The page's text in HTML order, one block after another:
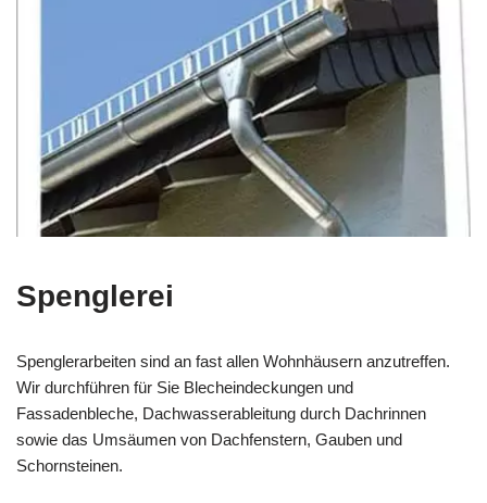
Spenglerei
Spenglerarbeiten sind an fast allen Wohnhäusern anzutreffen.
Wir durchführen für Sie Blecheindeckungen und
Fassadenbleche, Dachwasserableitung durch Dachrinnen
sowie das Umsäumen von Dachfenstern, Gauben und
Schornsteinen.